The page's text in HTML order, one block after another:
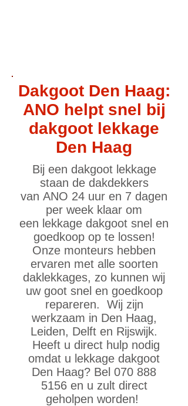
Bij een dakgoot lekkage
staan de dakdekkers
van ANO 24 uur en 7 dagen
per week klaar om
een lekkage dakgoot snel en
goedkoop op te lossen!
Onze monteurs hebben
ervaren met alle soorten
daklekkages, zo kunnen wij
uw goot snel en goedkoop
repareren. Wij zijn
werkzaam in Den Haag,
Leiden, Delft en Rijswijk.
Heeft u direct hulp nodig
omdat u lekkage dakgoot
Den Haag? Bel 070 888
5156en u zult direct
geholpen worden!
Dakgoot Den Haag:
ANO helpt snel bij
dakgoot lekkage
Den Haag